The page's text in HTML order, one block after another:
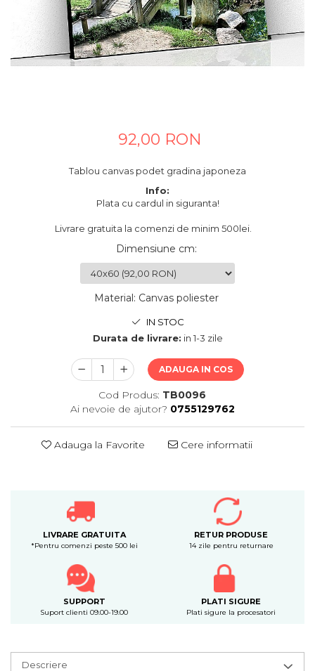
Tablouri canvas personalizate
92,00 RON
Tablou canvas podet gradina japoneza
Info:
Plata cu cardul in siguranta!
Livrare gratuita la comenzi de minim 500lei.
Dimensiune cm:
Material: Canvas poliester
IN STOC
Durata de livrare: in 1-3 zile
ADAUGA IN COS
Cod Produs: TB0096
Ai nevoie de ajutor? 0755129762
Adauga la Favorite Cere informatii
LIVRARE GRATUITA
*Pentru comenzi peste 500 lei
RETUR PRODUSE
14 zile pentru returnare
SUPPORT
Suport clienti 09.00-19.00
PLATI SIGURE
Plati sigure la procesatori
Descriere